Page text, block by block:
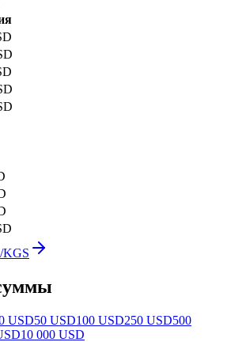
KGS
USD50 USD100 USD250 USD500
10 000 USD